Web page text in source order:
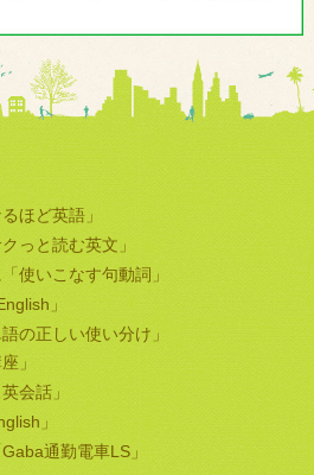
ほど英語」
っと読む英文」
使いこなす句動詞」
」
の正しい使い分け」
」
会話」
」
通勤電車LS」